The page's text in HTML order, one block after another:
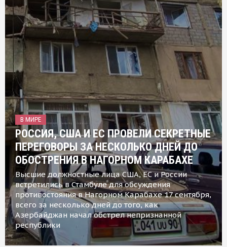
В МИРЕ
РОССИЯ, США И ЕС ПРОВЕЛИ СЕКРЕТНЫЕ
ПЕРЕГОВОРЫ ЗА НЕСКОЛЬКО ДНЕЙ ДО
ОБОСТРЕНИЯ В НАГОРНОМ КАРАБАХЕ
Высшие должностные лица США, ЕС и России
встретились в Стамбуле для обсуждения
противостояния в Нагорном Карабахе 17 сентября,
всего за несколько дней до того, как
Азербайджан начал обстрел непризнанной
республики